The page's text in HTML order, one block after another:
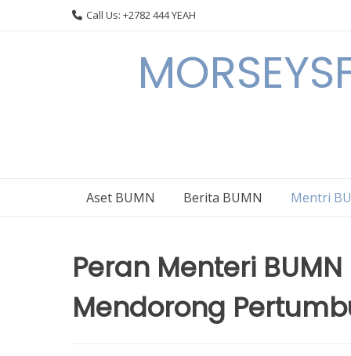
Call Us: +2782 444 YEAH
Aset BUMN Berita BUMN Mentri
Peran Menteri
Mendorong